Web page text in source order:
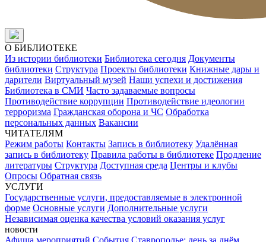
О БИБЛИОТЕКЕ
Из истории библиотеки Библиотека сегодня Документы
библиотеки Структура Проекты библиотеки Книжные дары и
дарители Виртуальный музей Наши успехи и достижения
Библиотека в СМИ Часто задаваемые вопросы
Противодействие коррупции Противодействие идеологии
терроризма Гражданская оборона и ЧС Обработка
персональных данных Вакансии
ЧИТАТЕЛЯМ
Режим работы Контакты Запись в библиотеку Удалённая
запись в библиотеку Правила работы в библиотеке Продление
литературы Структура Доступная среда Центры и клубы
Опросы Обратная связь
УСЛУГИ
Государственные услуги, предоставляемые в электронной
форме Основные услуги Дополнительные услуги
Независимая оценка качества условий оказания услуг
новости
Афиша мероприятий События Ставрополье: день за днём